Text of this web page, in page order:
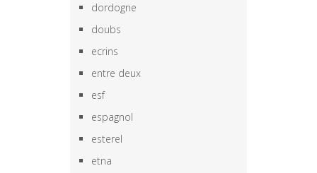
dordogne
doubs
ecrins
entre deux
esf
espagnol
esterel
etna